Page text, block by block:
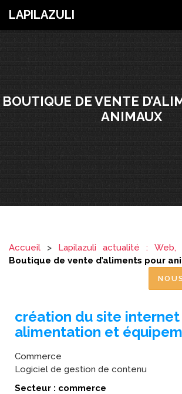
LAPILAZULI
BOUTIQUE DE VENTE
ANIMAUX
Accueil > Lapilazuli actualité :
Boutique de vente d’aliments pour
création du site internet
alimentation et
Commerce
Logiciel de gestion de contenu
Secteur : commerce